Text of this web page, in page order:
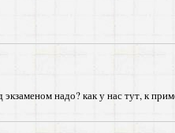
экзаменом надо? как у нас тут, к